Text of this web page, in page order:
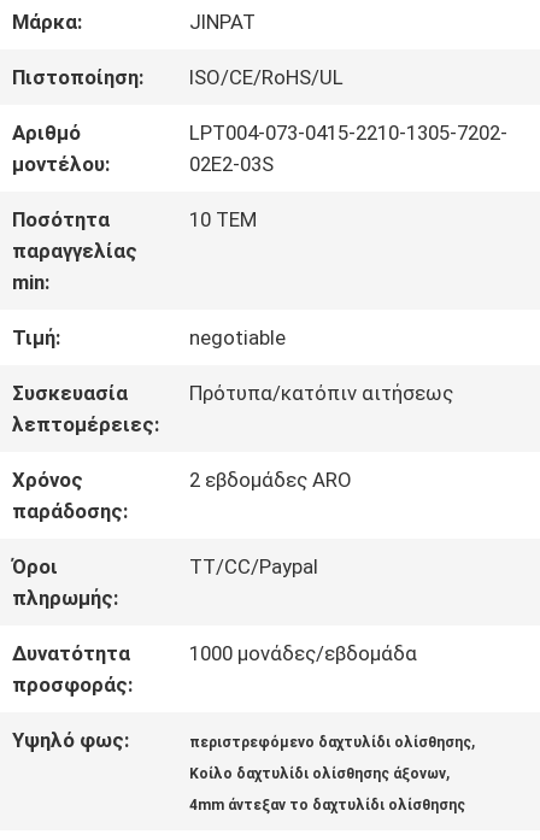
ΠΕΡΊΠΟΥ
ΕΜΕΊΣ
ΓΎΡΟΣ
ΕΡΓΟΣΤΑΣΊΩΝ
ΠΟΙΟΤΙΚΌΣ
ΈΛΕΓΧΟΣ
ΜΑΣ
ΕΛΆΤΕ
ΣΕ
ΕΠΑΦΉ
Μάρκα: JINPAT
Πιστοποίηση: ISO/CE/RoHS/UL
Αριθμό
μοντέλου:
LPT004-073-0415-2210-1305-7202-
02E2-03S
Ποσότητα
παραγγελίας
min:
10 ΤΕΜ
Τιμή: negotiable
Συσκευασία
λεπτομέρειες:
Πρότυπα/κατόπιν αιτήσεως
Χρόνος
παράδοσης:
2 εβδομάδες ARO
Όροι
πληρωμής:
TT/CC/Paypal
Δυνατότητα
προσφοράς:
1000 μονάδες/εβδομάδα
Υψηλό φως: περιστρεφόμενο δαχτυλίδι ολίσθησης,
Κοίλο δαχτυλίδι ολίσθησης άξονων,
4mm άντεξαν το δαχτυλίδι ολίσθησης